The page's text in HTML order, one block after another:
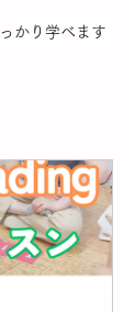
かり学べます